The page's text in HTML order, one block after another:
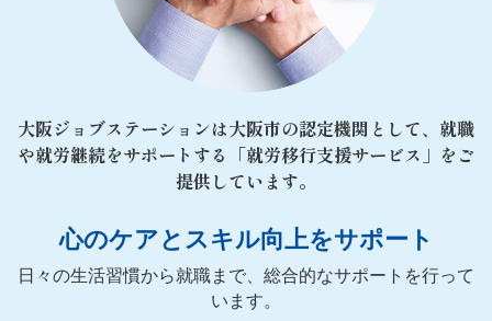
大阪ジョブステーションは大阪市の認定機関として、就職
や就労継続をサポートする「就労移行支援サービス」をご
提供しています。
心のケアとスキル向上をサポート
日々の生活習慣から就職まで、総合的なサポートを行って
います。